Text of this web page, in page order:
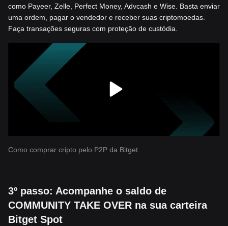
como Payeer, Zelle, Perfect Money, Advcash e Wise. Basta enviar
uma ordem, pagar o vendedor e receber suas criptomoedas.
Faça transações seguras com proteção de custódia.
Como comprar cripto pelo P2P da Bitget
3º passo: Acompanhe o saldo de
COMMUNITY TAKE OVER na sua carteira
Bitget Spot